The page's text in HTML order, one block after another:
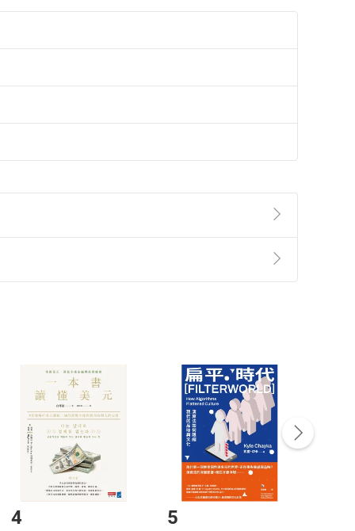
後對於廣告公司工作環境的不滿，在這種種因素的
第2條第5款之規定，「非以有形媒介提供之數位
點選「瀏覽訂單明細」 「申請取消訂單/退
貨。
付款方式
Payment
完成訂單
Complete
號，下載書籍後看書
4 5